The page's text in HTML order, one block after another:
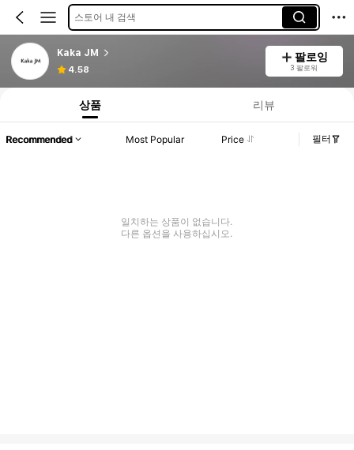
스토어 내 검색
Kaka JM
4.58
팔로잉
3 팔로워
상품 리뷰
Recommended Most Popular Price 필터
일치하는 상품이 없습니다.
다른 옵션을 사용하십시오.